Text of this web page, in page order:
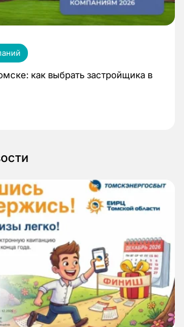
как выбрать застройщика в